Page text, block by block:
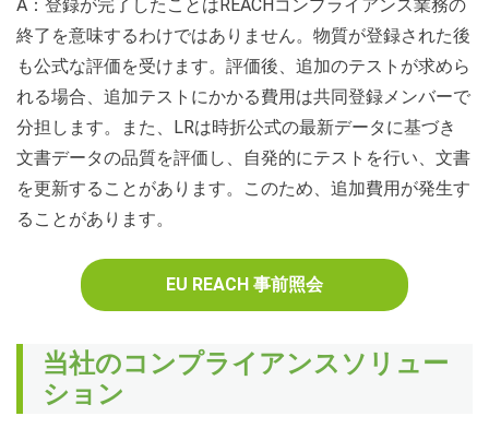
A： 登録が完了したことはREACHコンプライアンス業務の
終了を意味するわけではありません。物質が登録された後
も公式な評価を受けます。評価後、追加のテストが求めら
れる場合、追加テストにかかる費用は共同登録メンバーで
分担します。また、LRは時折公式の最新データに基づき
文書データの品質を評価し、自発的にテストを行い、文書
を更新することがあります。このため、追加費用が発生す
ることがあります。
EU REACH 事前照会
当社のコンプライアンスソリュー
ション